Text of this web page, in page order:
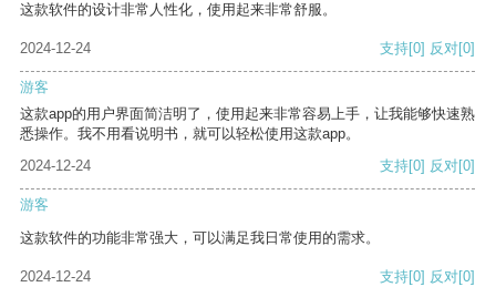
这款软件的设计非常人性化，使用起来非常舒服。
2024-12-24 支持[0] 反对[0]
游客
这款app的用户界面简洁明了，使用起来非常容易上手，让我能够快速熟
悉操作。我不用看说明书，就可以轻松使用这款app。
2024-12-24
支持[0] 反对[0]
游客
这款软件的功能非常强大，可以满足我日常使用的需求。
2024-12-24 支持[0] 反对[0]